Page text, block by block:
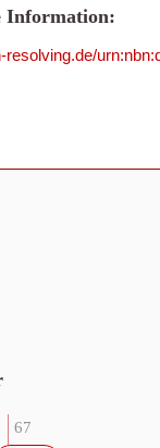
Information:
resolving.de/
67